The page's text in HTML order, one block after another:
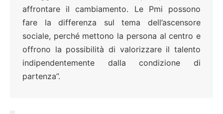
affrontare il cambiamento. Le Pmi possono
fare la differenza sul tema dell’ascensore
sociale, perché mettono la persona al centro e
offrono la possibilità di valorizzare il talento
indipendentemente dalla condizione di
partenza”.